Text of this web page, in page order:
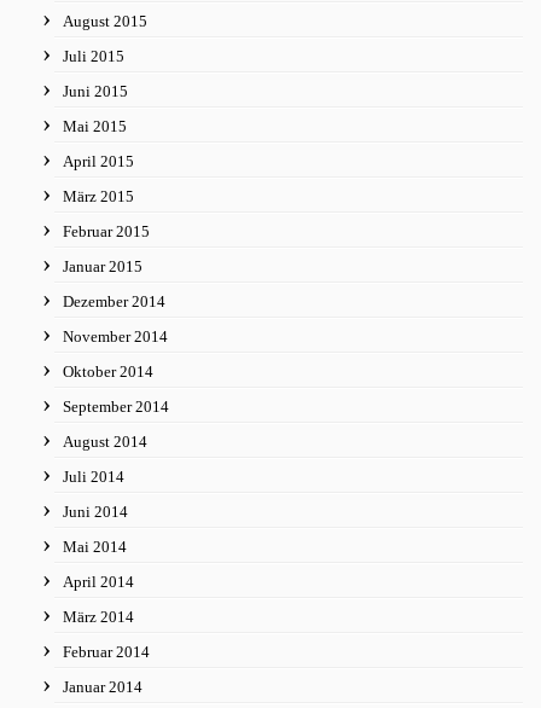
August 2015
Juli 2015
Juni 2015
Mai 2015
April 2015
März 2015
Februar 2015
Januar 2015
Dezember 2014
November 2014
Oktober 2014
September 2014
August 2014
Juli 2014
Juni 2014
Mai 2014
April 2014
März 2014
Februar 2014
Januar 2014